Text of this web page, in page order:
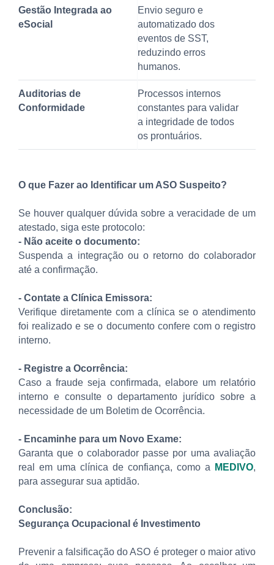
Gestão Integrada ao
eSocial
Envio seguro e
automatizado dos
eventos de SST,
reduzindo erros
humanos.
Auditorias de
Conformidade
Processos internos
constantes para validar
a integridade de todos
os prontuários.
O que Fazer ao Identificar um ASO Suspeito?
Se houver qualquer dúvida sobre a veracidade de um
atestado, siga este protocolo:
- Não aceite o documento:
Suspenda a integração ou o retorno do colaborador
até a confirmação.
- Contate a Clínica Emissora:
Verifique diretamente com a clínica se o atendimento
foi realizado e se o documento confere com o registro
interno.
- Registre a Ocorrência:
Caso a fraude seja confirmada, elabore um relatório
interno e consulte o departamento jurídico sobre a
necessidade de um Boletim de Ocorrência.
- Encaminhe para um Novo Exame:
Garanta que o colaborador passe por uma avaliação
real em uma clínica de confiança, como a MEDIVO,
para assegurar sua aptidão.
Conclusão:
Segurança Ocupacional é Investimento
Prevenir a falsificação do ASO é proteger o maior ativo